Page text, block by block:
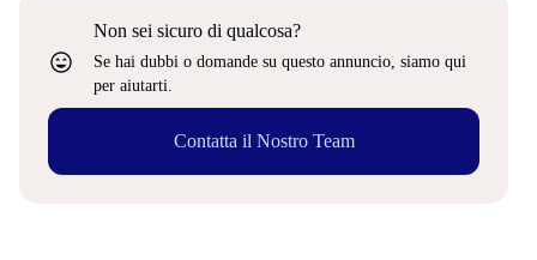
sentiment_very_satisfied
Non sei sicuro di qualcosa?
Se hai dubbi o domande su questo annuncio, siamo qui
per aiutarti.
Contatta il Nostro Team